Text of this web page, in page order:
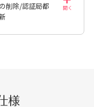
削除/認証局都
様